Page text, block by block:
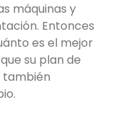
máquinas y
Entonces
es el mejor
su plan de
también